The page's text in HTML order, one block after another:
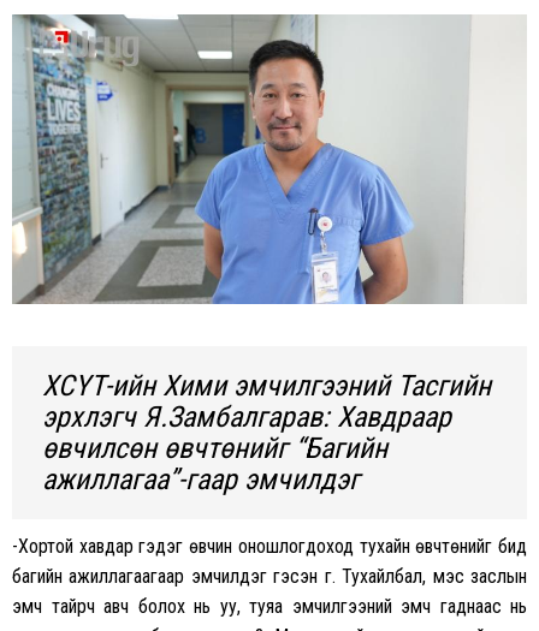
ХСҮТ-ийн Хими эмчилгээний Тасгийн
эрхлэгч Я.Замбалгарав: Хавдраар
өвчилсөн өвчтөнийг “Багийн
ажиллагаа”-гаар эмчилдэг
-Хортой хавдар гэдэг өвчин оношлогдоход тухайн өвчтөнийг бид
багийн ажиллагаагаар эмчилдэг гэсэн үг. Тухайлбал, мэс заслын
эмч тайрч авч болох нь уу, туяа эмчилгээний эмч гаднаас нь